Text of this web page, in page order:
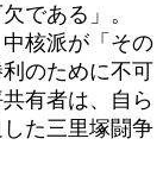
である」。
核派が「その
のために不可
有者は、自ら
た三里塚闘争